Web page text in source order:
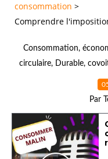
consommation >
Comprendre
Consommation,
circulaire, Durable,
Par